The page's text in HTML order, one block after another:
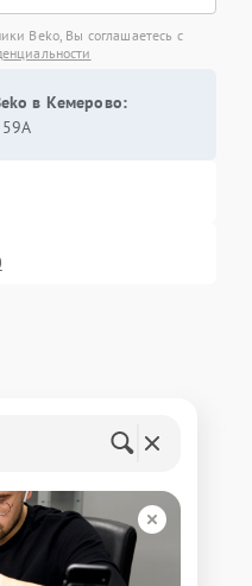
Beko, Вы соглашаетесь с
в Кемерово:
59А